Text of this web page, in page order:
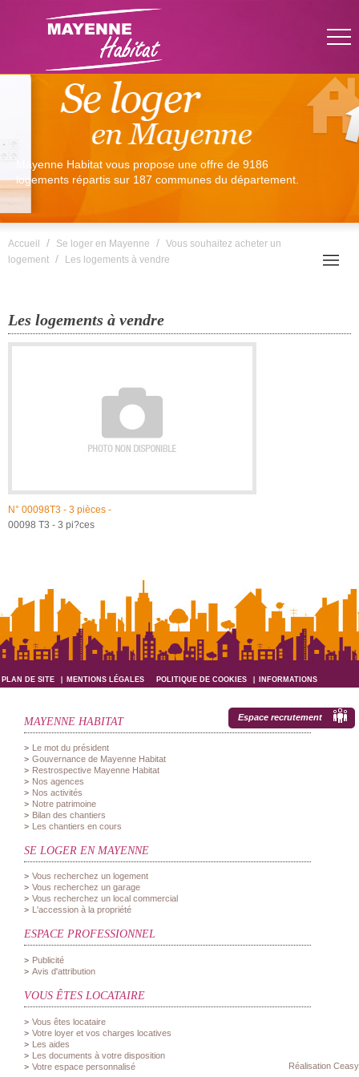
Mayenne Habitat vous propose une offre de 9186
logements répartis sur 187 communes du département.
Accueil / Se loger en Mayenne /
Vous souhaitez acheter un
logement
/ Les logements à vendre
Les logements à vendre
N° 00098T3 - 3 pièces -
00098 T3 - 3 pi?ces
PLAN DE SITE MENTIONS LÉGALES POLITIQUE DE COOKIES
INFORMATIONS
MAYENNE HABITAT
Le mot du président
Gouvernance de Mayenne Habitat
Restrospective Mayenne Habitat
Nos agences
Nos activités
Notre patrimoine
Bilan des chantiers
Les chantiers en cours
SE LOGER EN MAYENNE
Vous recherchez un logement
Vous recherchez un garage
Vous recherchez un local commercial
L'accession à la propriété
ESPACE PROFESSIONNEL
Publicité
Avis d'attribution
Espace recrutement
VOUS ÊTES LOCATAIRE
Vous êtes locataire
Votre loyer et vos charges locatives
Les aides
Les documents à votre disposition
Votre espace personnalisé
Réalisation Ceasy